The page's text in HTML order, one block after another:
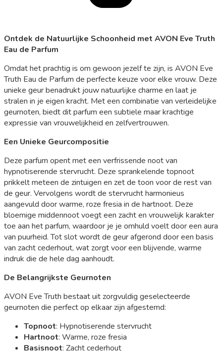
Ontdek de Natuurlijke Schoonheid met AVON Eve Truth
Eau de Parfum
Omdat het prachtig is om gewoon jezelf te zijn, is AVON Eve
Truth Eau de Parfum de perfecte keuze voor elke vrouw. Deze
unieke geur benadrukt jouw natuurlijke charme en laat je
stralen in je eigen kracht. Met een combinatie van verleidelijke
geurnoten, biedt dit parfum een subtiele maar krachtige
expressie van vrouwelijkheid en zelfvertrouwen.
Een Unieke Geurcompositie
Deze parfum opent met een verfrissende noot van
hypnotiserende stervrucht. Deze sprankelende topnoot
prikkelt meteen de zintuigen en zet de toon voor de rest van
de geur. Vervolgens wordt de stervrucht harmonieus
aangevuld door warme, roze fresia in de hartnoot. Deze
bloemige middennoot voegt een zacht en vrouwelijk karakter
toe aan het parfum, waardoor je je omhuld voelt door een aura
van puurheid. Tot slot wordt de geur afgerond door een basis
van zacht cederhout, wat zorgt voor een blijvende, warme
indruk die de hele dag aanhoudt.
De Belangrijkste Geurnoten
AVON Eve Truth bestaat uit zorgvuldig geselecteerde
geurnoten die perfect op elkaar zijn afgestemd:
Topnoot: Hypnotiserende stervrucht
Hartnoot: Warme, roze fresia
Basisnoot: Zacht cederhout